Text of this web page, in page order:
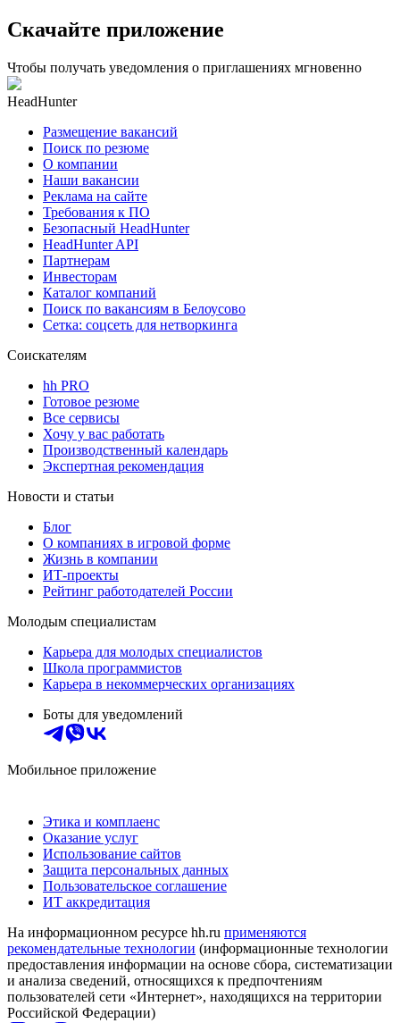
Скачайте приложение
Чтобы получать уведомления о приглашениях мгновенно
HeadHunter
Размещение вакансий
Поиск по резюме
О компании
Наши вакансии
Реклама на сайте
Требования к ПО
Безопасный HeadHunter
HeadHunter API
Партнерам
Инвесторам
Каталог компаний
Поиск по вакансиям в Белоусово
Сетка: соцсеть для нетворкинга
Соискателям
hh PRO
Готовое резюме
Все сервисы
Хочу у вас работать
Производственный календарь
Экспертная рекомендация
Новости и статьи
Блог
О компаниях в игровой форме
Жизнь в компании
ИТ-проекты
Рейтинг работодателей России
Молодым специалистам
Карьера для молодых специалистов
Школа программистов
Карьера в некоммерческих организациях
Боты для уведомлений
Мобильное приложение
Этика и комплаенс
Оказание услуг
Использование сайтов
Защита персональных данных
Пользовательское соглашение
ИТ аккредитация
На информационном ресурсе hh.ru применяются
рекомендательные технологии (информационные технологии
предоставления информации на основе сбора, систематизации
и анализа сведений, относящихся к предпочтениям
пользователей сети «Интернет», находящихся на территории
Российской Федерации)